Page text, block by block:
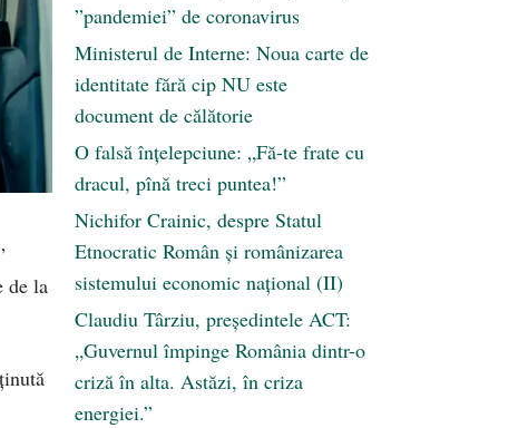
de la
”pandemiei” de coronavirus
Ministerul de Interne: Noua carte de
identitate fără cip NU este
document de călătorie
O falsă înțelepciune: „Fă-te frate cu
dracul, pînă treci puntea!”
Nichifor Crainic, despre Statul
Etnocratic Român şi românizarea
sistemului economic naţional (II)
Claudiu Târziu, președintele ACT:
„Guvernul împinge România dintr-o
criză în alta. Astăzi, în criza
energiei.”